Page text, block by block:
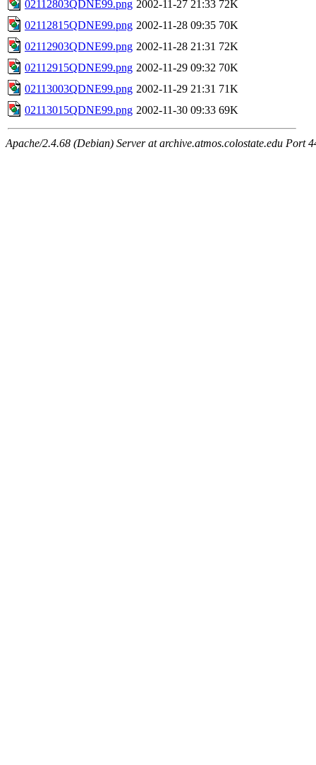
02112803QDNE99.png 2002-11-27 21:33 72K
02112815QDNE99.png 2002-11-28 09:35 70K
02112903QDNE99.png 2002-11-28 21:31 72K
02112915QDNE99.png 2002-11-29 09:32 70K
02113003QDNE99.png 2002-11-29 21:31 71K
02113015QDNE99.png 2002-11-30 09:33 69K
Apache/2.4.68 (Debian) Server at archive.atmos.colostate.edu Port